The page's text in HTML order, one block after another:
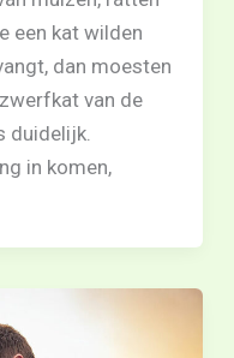
een kat wilden
dan moesten
van de
duidelijk.
in komen,